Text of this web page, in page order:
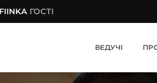
ГОСТІ
ВЕДУЧІ